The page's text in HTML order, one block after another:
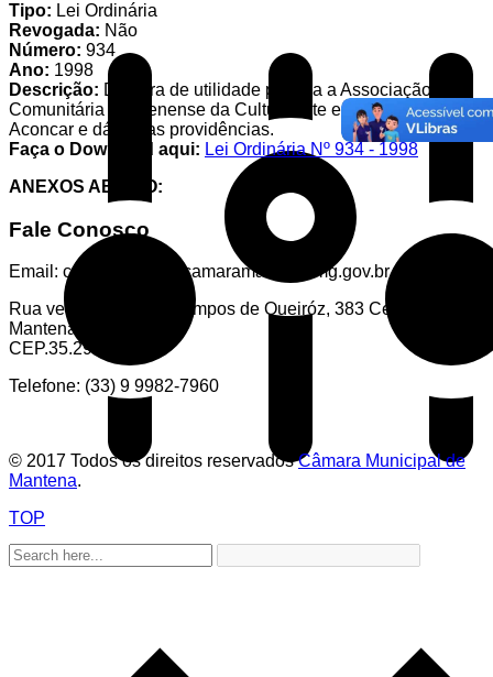
Tipo: Lei Ordinária
Revogada: Não
Número: 934
Ano: 1998
Descrição: Declara de utilidade pública a Associação
Comunitária Mantenense da Cultura Arte e Radiodifusão
Aconcar e dá outras providências.
Faça o Download aqui: Lei Ordinária Nº 934 - 1998
ANEXOS ABAIXO:
Fale Conosco
Email: controladoria@camaramantena.mg.gov.br
Rua vereador Victor Campos de Queiróz, 383 Centro,
Mantena.
CEP.35.290.000
Telefone: (33) 9 9982-7960
© 2017 Todos os direitos reservadosCâmara Municipal de
Mantena.
TOP